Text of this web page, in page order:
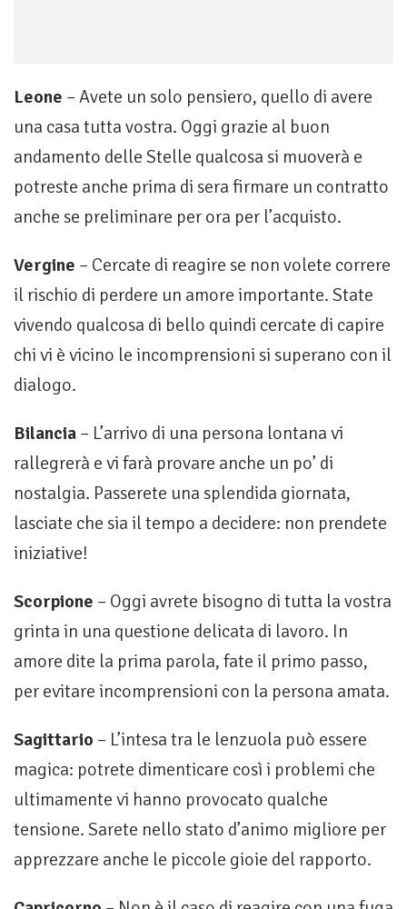
Leone – Avete un solo pensiero, quello di avere
una casa tutta vostra. Oggi grazie al buon
andamento delle Stelle qualcosa si muoverà e
potreste anche prima di sera firmare un contratto
anche se preliminare per ora per l’acquisto.
Vergine – Cercate di reagire se non volete correre
il rischio di perdere un amore importante. State
vivendo qualcosa di bello quindi cercate di capire
chi vi è vicino le incomprensioni si superano con il
dialogo.
Bilancia – L’arrivo di una persona lontana vi
rallegrerà e vi farà provare anche un po’ di
nostalgia. Passerete una splendida giornata,
lasciate che sia il tempo a decidere: non prendete
iniziative!
Scorpione – Oggi avrete bisogno di tutta la vostra
grinta in una questione delicata di lavoro. In
amore dite la prima parola, fate il primo passo,
per evitare incomprensioni con la persona amata.
Sagittario – L’intesa tra le lenzuola può essere
magica: potrete dimenticare così i problemi che
ulti­mamente vi hanno provocato qual­che
tensione. Sarete nello stato d’a­nimo migliore per
apprezzare anche le piccole gioie del rapporto.